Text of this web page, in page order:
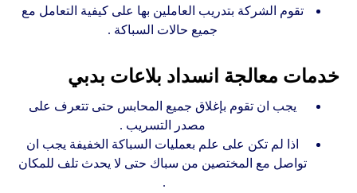
تقوم الشركة بتدريب العاملين بها على كيفية التعامل مع
جميع حالات السباكة .
خدمات معالجة انسداد بلاعات بدبي
يجب ان تقوم بإغلاق جميع المحابس حتى تتعرف على
مصدر التسريب .
اذا لم تكن على علم بعمليات السباكة الخفيفة يجب ان
تواصل مع المختصين من سباك حتى لا يحدث تلف للمكان
.